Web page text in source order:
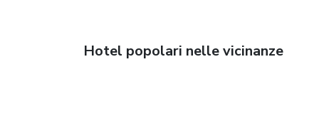
Hotel popolari nelle vicinanze